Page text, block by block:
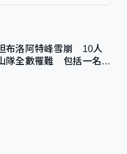
布洛阿特峰雪崩 10人
隊全數罹難 包括一名中